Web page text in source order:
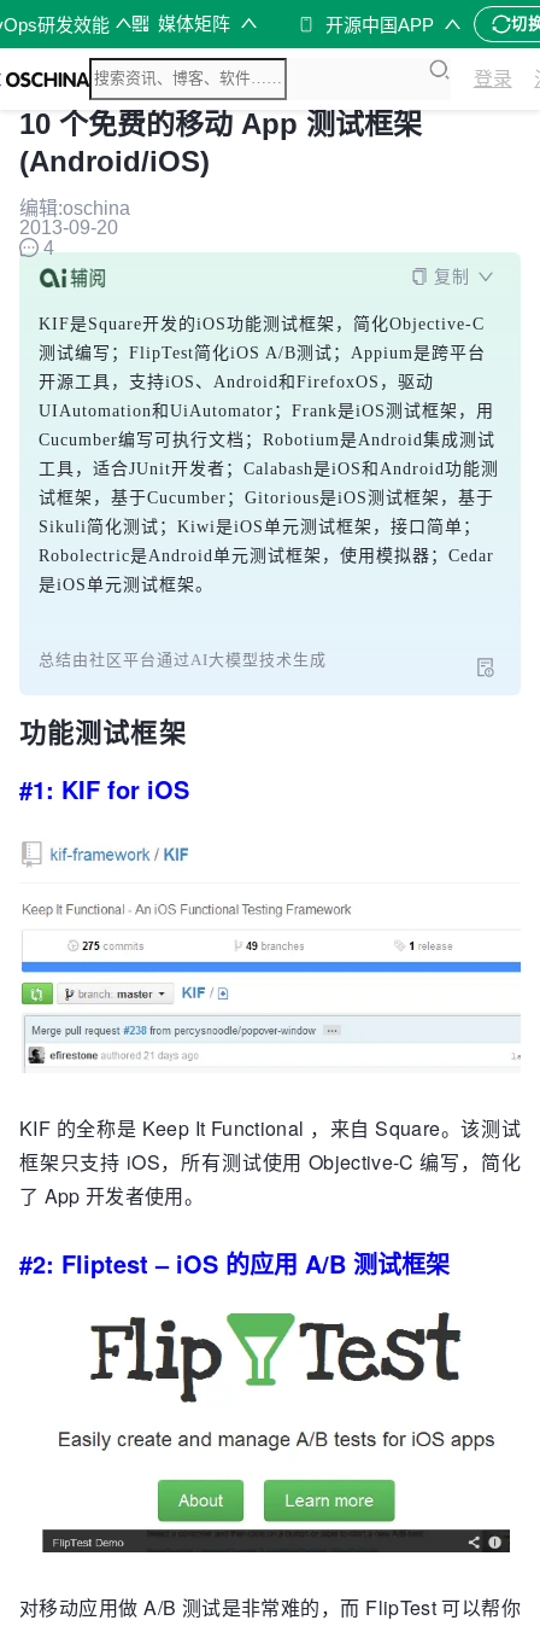
研发效能 媒体矩阵 开源中国APP 切
登录
10 个免费的移动 App 测试框架
(Android/iOS)
编辑:oschina
2013-09-20
4
复制
KIF是Square开发的iOS功能测试框架，简化Objective-C
测试编写；FlipTest简化iOS A/B测试；Appium是跨平台
开源工具，支持iOS、Android和FirefoxOS，驱动
UIAutomation和UiAutomator；Frank是iOS测试框架，用
Cucumber编写可执行文档；Robotium是Android集成测试
工具，适合JUnit开发者；Calabash是iOS和Android功能测
试框架，基于Cucumber；Gitorious是iOS测试框架，基于
Sikuli简化测试；Kiwi是iOS单元测试框架，接口简单；
Robolectric是Android单元测试框架，使用模拟器；Cedar
是iOS单元测试框架。
总结由社区平台通过AI大模型技术生成
功能测试框架
#1: KIF for iOS
KIF 的全称是 Keep It Functional ，来自 Square。该测试
框架只支持 iOS，所有测试使用 Objective-C 编写，简化
了 App 开发者使用。
#2: Fliptest – iOS 的应用 A/B 测试框架
对移动应用做 A/B 测试是非常难的，而 FlipTest 可以帮你